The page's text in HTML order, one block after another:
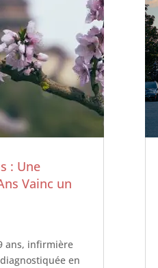
: Une
Vainc un
ans, infirmière
en